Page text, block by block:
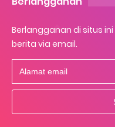
Berlangganan di situs
berita via email.